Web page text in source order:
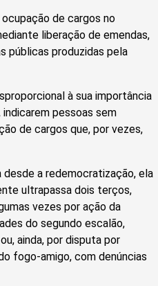
de cargos no
liberação de emendas,
públicas produzidas pela
à sua importância
pessoas sem
de cargos que, por vezes,
a redemocratização, ela
ultrapassa dois terços,
vezes por ação da
do segundo escalão,
ainda, por disputa por
fogo-amigo, com denúncias